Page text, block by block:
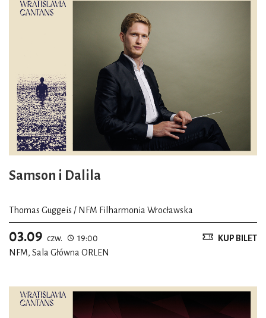
Samson i Dalila
Thomas Guggeis / NFM Filharmonia Wrocławska
03.09 czw.
19:00
NFM, Sala Główna ORLEN
KUP BILET